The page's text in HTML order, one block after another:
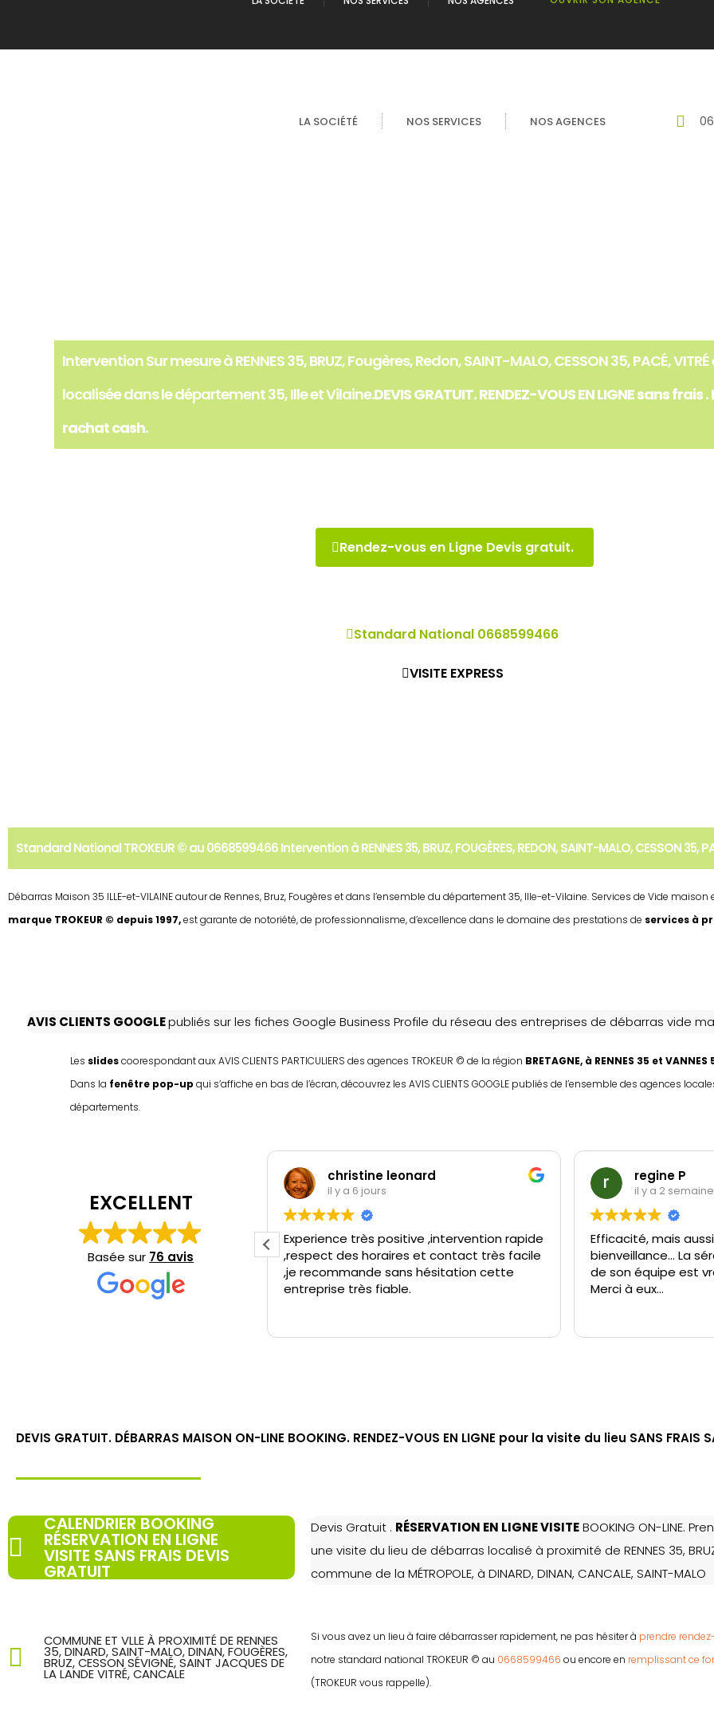
LA SOCIÉTÉ NOS SERVICES NOS AGENCES
Intervention Sur mesure à RENNES 35, BRUZ, Fougères, Redon, SAINT-MALO, CESSON 35, PACÉ,
localisée dans le département 35, Ille et Vilaine.DEVIS GRATUIT. RENDEZ-VOUS EN LIGNE sans frais
rachat cash.
Rendez-vous en Ligne Devis gratuit.
Standard National 0668599466
VISITE EXPRESS
Standard National TROKEUR © au 0668599466 Intervention à RENNES 35, BRUZ, FOUGÈRES, REDON, SAINT-MALO, CESSON 35,
Débarras Maison 35 ILLE-et-VILAINE autour de Rennes, Bruz, Fougères et dans l’ensemble du département 35, Ille-et-Vilaine. Services de Vide
marque TROKEUR © depuis 1997,est garante de notoriété, de professionnalisme, d’excellence dans le domaine des prestations de services à
AVIS CLIENTS GOOGLEpubliés sur les fiches Google Business Profile du réseau des entreprises de débarras vide
Les slidescoorespondant aux AVIS CLIENTS PARTICULIERS des agences TROKEUR © de la région BRETAGNE, à RENNES 35 et VANNES
Dans la fenêtre pop-up qui s’affiche en bas de l’écran, découvrez les AVIS CLIENTS GOOGLE publiés de l’ensemble des agences
départements.
EXCELLENT
Basée sur 76 avis
très positive ,intervention rapide
des horaires et contact très facile
sans hésitation cette
très fiable.
regine P
il y a 2 semaines
Efficacité, mais aussi écoute et
bienveillance... La sérénité de Mr Marzin et
de son équipe est vraiment rassurante.
Merci à eux...
Baptiste
il y a 1 mois
Très sérieux. Je
DEVIS GRATUIT. DÉBARRAS MAISON ON-LINE BOOKING. RENDEZ-VOUS EN LIGNE pour la visite du lieu SANS FRAIS
CALENDRIER BOOKING
RÉSERVATION EN LIGNE
VISITE SANS FRAIS DEVIS
GRATUIT
COMMUNE ET VLLE À PROXIMITÉ DE RENNES
35, DINARD, SAINT-MALO, DINAN, FOUGÈRES,
BRUZ, CESSON SÉVIGNÉ, SAINT JACQUES DE
LA LANDE VITRÉ, CANCALE
Devis Gratuit . RÉSERVATION EN LIGNE VISITEBOOKING ON-LINE.
une visite du lieu de débarras localisé à proximité de RENNES 35,
commune de la MÉTROPOLE, à DINARD, DINAN, CANCALE, SAINT-MALO
Si vous avez un lieu à faire débarrasser rapidement, ne pas hésiter à prendre
notre standard national TROKEUR © au 0668599466 ou encore en remplissant ce
(TROKEUR vous rappelle).